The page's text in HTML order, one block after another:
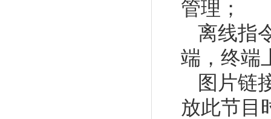
管理；
离线指
端，终端
图片链
放此节目